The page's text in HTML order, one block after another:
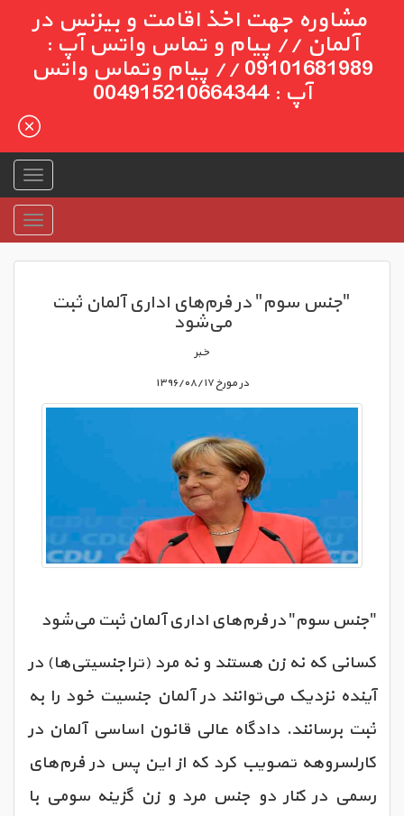
مشاوره جهت اخذ اقامت و بیزنس در
آلمان // پیام و تماس واتس آپ :
09101681989 // پیام وتماس واتس
آپ : 004915210664344
"جنس سوم" در فرم‌های اداری آلمان ثبت
می‌شود
خبر
در مورخ ۱۳۹۶/۰۸/۱۷
"جنس سوم" در فرم‌های اداری آلمان ثبت می‌شود
کسانی که نه زن هستند و نه مرد (تراجنسیتی‌ها) در
آینده نزدیک می‌توانند در آلمان جنسیت خود را به
ثبت برسانند. دادگاه عالی قانون اساسی آلمان در
کارلسروهه تصویب کرد که از این پس در فرم‌های
رسمی در کنار دو جنس مرد و زن گزینه سومی با